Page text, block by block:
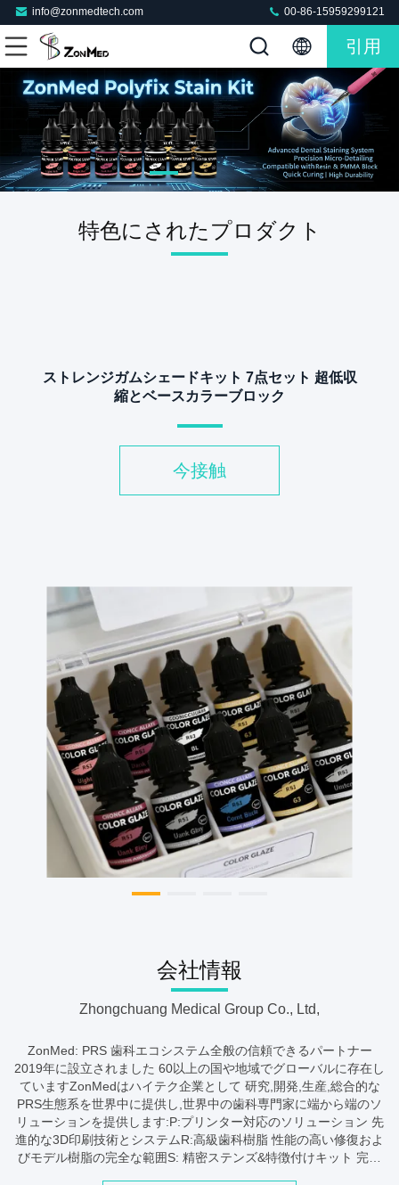
info@zonmedtech.com 00-86-15959299121
引用
特色にされたプロダクト
ストレンジガムシェードキット 7点セット 超低収
縮とベースカラーブロック
今接触
会社情報
Zhongchuang Medical Group Co., Ltd,
ZonMed: PRS 歯科エコシステム全般の信頼できるパートナー
2019年に設立されました 60以上の国や地域でグローバルに存在し
ていますZonMedはハイテク企業として 研究,開発,生産,総合的な
PRS生態系を世界中に提供し,世界中の歯科専門家に端から端のソ
リューションを提供します:P:プリンター対応のソリューション 先
進的な3D印刷技術とシステムR:高級歯科樹脂 性能の高い修復およ
びモデル樹脂の完全な範囲S: 精密ステンズ&特徴付けキット 完全